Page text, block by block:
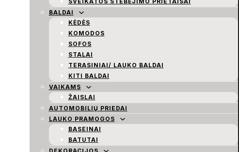
BALDAI
KĖDĖS
KOMODOS
SOFOS
STALAI
TERASINIAI/ LAUKO BALDAI
KITI BALDAI
VAIKAMS
ŽAISLAI
AUTOMOBILIŲ PRIEDAI
LAUKO PRAMOGOS
BASEINAI
BATUTAI